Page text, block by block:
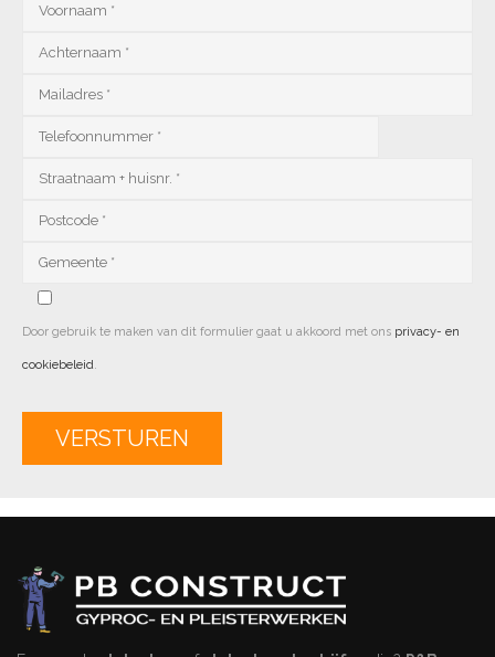
Door gebruik te maken van dit formulier gaat u akkoord met ons privacy- en
cookiebeleid.